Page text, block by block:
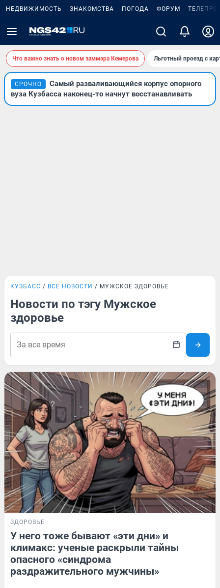
НЕДВИЖИМОСТЬ ЗНАКОМСТВА ПОГОДА ФОРУМ
Что важно знать о новом заммэра Кемерова Льготный проезд с
СРОЧНО
Самый разваливающийся корпус опорного
вуза Кузбасса наконец-то начнут восстанавливать
КУЗБАСС ВСЕ НОВОСТИ МУЖСКОЕ ЗДОРОВЬЕ
Новости по тэгу Мужское
здоровье
ЗДОРОВЬЕ
У него тоже бывают «эти дни» и
климакс: ученые раскрыли тайны
опасного «синдрома
раздражительного мужчины»